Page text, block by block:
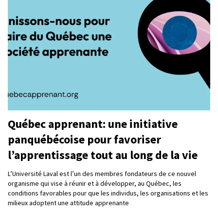
Québec apprenant: une initiative
panquébécoise pour favoriser
l’apprentissage tout au long de la vie
L’Université Laval est l’un des membres fondateurs de ce nouvel
organisme qui vise à réunir et à développer, au Québec, les
conditions favorables pour que les individus, les organisations et les
milieux adoptent une attitude apprenante